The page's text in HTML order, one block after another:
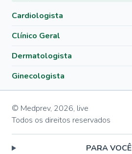
Cardiologista
Clínico Geral
Dermatologista
Ginecologista
© Medprev, 2026, live
Todos os direitos reservados
PARA VOCÊ